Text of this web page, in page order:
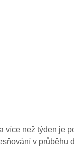
více než týden je
v průběhu